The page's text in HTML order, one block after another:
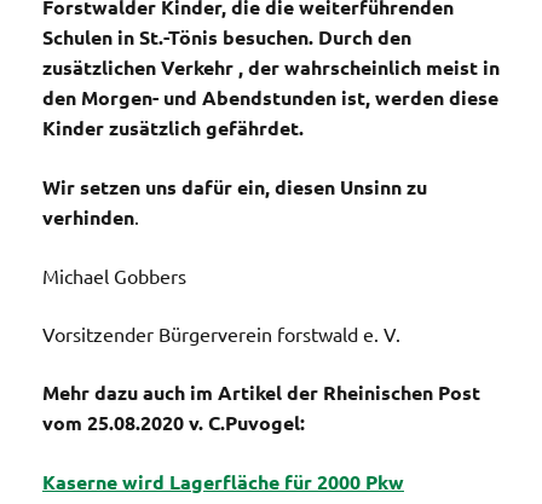
Forstwalder Kinder, die die weiterführenden
Schulen in St.-Tönis besuchen. Durch den
zusätzlichen Verkehr , der wahrscheinlich meist in
den Morgen- und Abendstunden ist, werden diese
Kinder zusätzlich gefährdet.
Wir setzen uns dafür ein, diesen Unsinn zu
verhinden
Michael Gobbers
Vorsitzender Bürgerverein forstwald e. V.
Mehr dazu auch im Artikel der Rheinischen Post
vom 25.08.2020 v. C.Puvogel:
Kaserne wird Lagerfläche für 2000 Pkw